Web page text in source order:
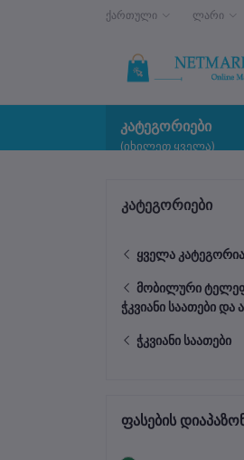
ქართული ლარი
კატეგორიები
(იხილეთ ყველა)
კატეგორიები
ყველა კატეგორია
მობილური
ჭკვიანი საათები და
ჭკვიანი საათები
ფასების